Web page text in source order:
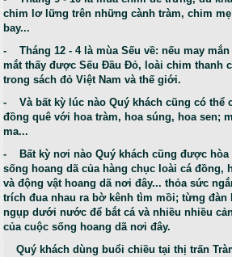
chim lơ lững trên những cành tràm, chim
bay...
- Tháng 12 - 4 là mùa Sếu về: nếu may mắn
mắt thấy được Sếu Đầu Đỏ, loài chim thanh
trong sách đỏ Việt Nam và thế giới.
- Và bất kỳ lúc nào Quý khách cũng có thể
đồng quê với hoa tràm, hoa súng, hoa sen;
ma...
- Bất kỳ nơi nào Quý khách cũng được
sống hoang dã của hàng chục loài cá đồng,
và động vật hoang dã nơi đây... thỏa sức
trích đua nhau ra bờ kênh tìm mồi; từng đàn
ngụp dưới nước để bắt cá và nhiều nhiều
của cuộc sống hoang dã nơi đây.
Quý khách dùng buổi chiều tại thị trấn